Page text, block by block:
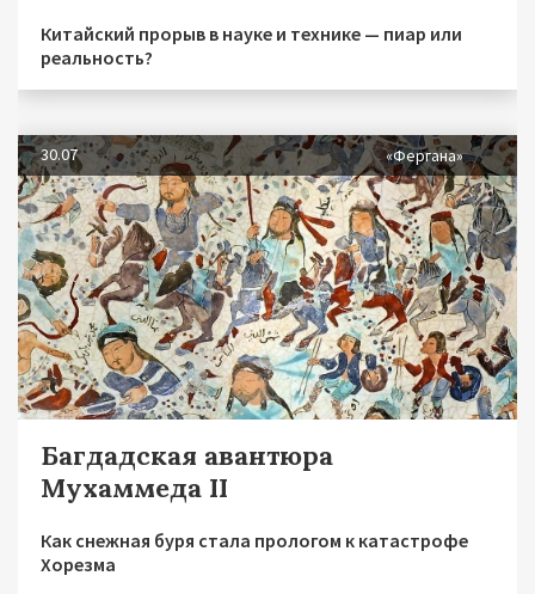
Китайский прорыв в науке и технике — пиар или
реальность?
30.07 «Фергана»
Багдадская авантюра
Мухаммеда II
Как снежная буря стала прологом к катастрофе
Хорезма